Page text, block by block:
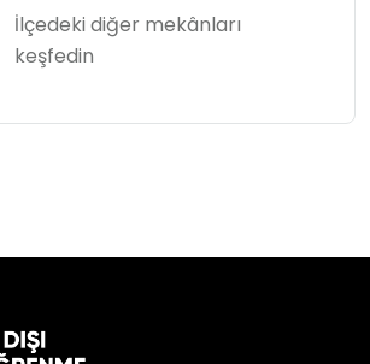
İlçedeki diğer mekânları
keşfedin